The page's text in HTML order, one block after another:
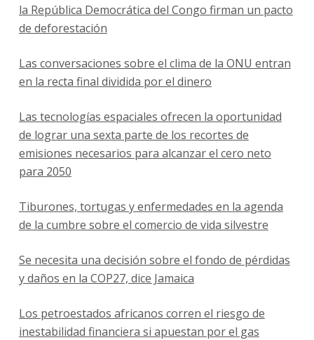
la República Democrática del Congo firman un pacto
de deforestación
Las conversaciones sobre el clima de la ONU entran
en la recta final dividida por el dinero
Las tecnologías espaciales ofrecen la oportunidad
de lograr una sexta parte de los recortes de
emisiones necesarios para alcanzar el cero neto
para 2050
Tiburones, tortugas y enfermedades en la agenda
de la cumbre sobre el comercio de vida silvestre
Se necesita una decisión sobre el fondo de pérdidas
y daños en la COP27, dice Jamaica
Los petroestados africanos corren el riesgo de
inestabilidad financiera si apuestan por el gas